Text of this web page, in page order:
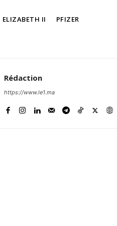
ELIZABETH II PFIZER
Rédaction
https://www.le1.ma